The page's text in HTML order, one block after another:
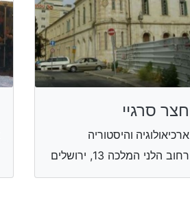
חצר סרגיי
ארכיאולוגיה והיסטוריה
רחוב הלני המלכה 13, ירושלים